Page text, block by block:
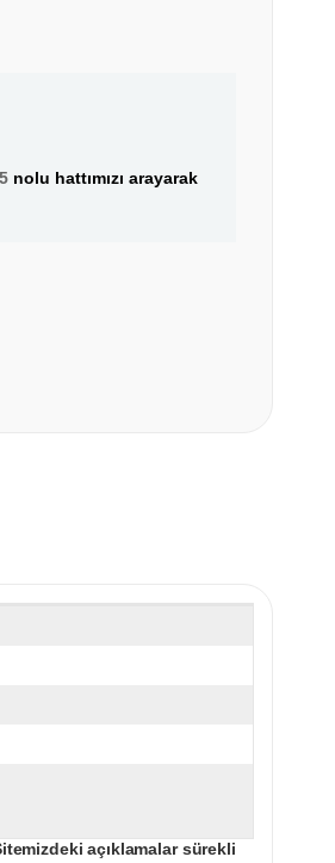
nolu hattımızı arayarak
açıklamalar sürekli